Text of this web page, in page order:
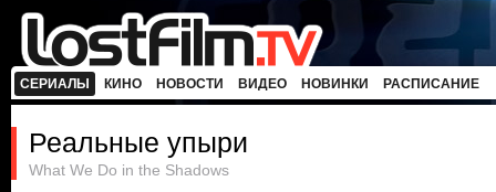
СЕРИАЛЫ КИНО НОВОСТИ ВИДЕО НОВИНКИ РАСПИСАНИЕ
Реальные упыри
What We Do in the Shadows